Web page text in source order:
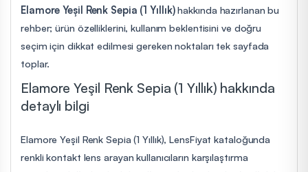
Elamore Yeşil Renk Sepia (1 Yıllık)hakkında hazırlanan bu
rehber; ürün özelliklerini, kullanım beklentisini ve doğru
seçim için dikkat edilmesi gereken noktaları tek sayfada
toplar.
Elamore Yeşil Renk Sepia (1 Yıllık) hakkında
detaylı bilgi
Elamore Yeşil Renk Sepia (1 Yıllık), LensFiyat kataloğunda
renkli kontakt lens arayan kullanıcıların karşılaştırma